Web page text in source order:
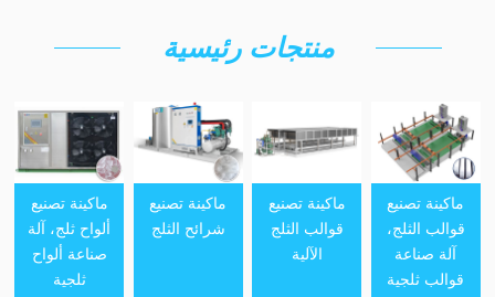
منتجات رئيسية
ماكينة تصنيع
قوالب الثلج،
آلة صناعة
قوالب ثلجية
ماكينة تصنيع
قوالب الثلج
الآلية
ماكينة تصنيع
شرائح الثلج
ماكينة تصنيع
ألواح ثلج، آلة
صناعة ألواح
ثلجية